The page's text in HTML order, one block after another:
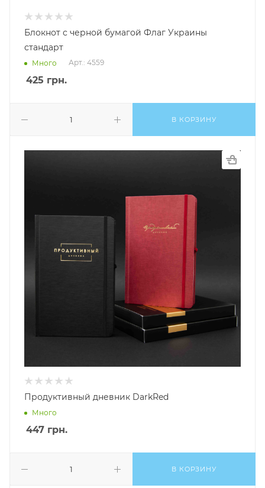
Блокнот с черной бумагой Флаг Украины
стандарт
Много Арт.: 4559
425 грн.
В КОРЗИНУ
Продуктивный дневник DarkRed
Много
447 грн.
В КОРЗИНУ